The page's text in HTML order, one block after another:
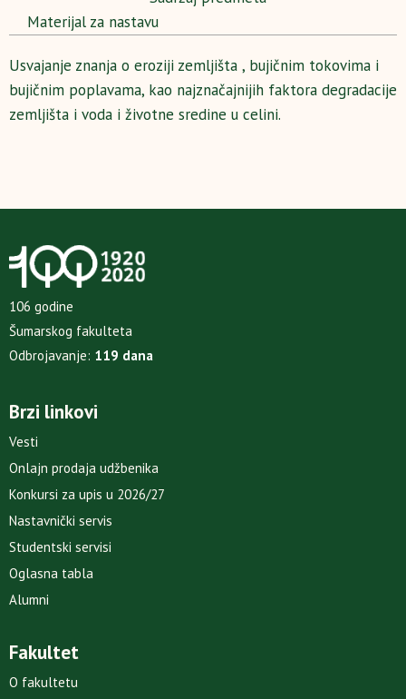
Materijal za nastavu
Usvajanje znanja o eroziji zemljišta , bujičnim tokovima i
bujičnim poplavama, kao najznačajnijih faktora degradacije
zemljišta i voda i životne sredine u celini.
106 godine
Šumarskog fakulteta
Odbrojavanje: 119 dana
Brzi linkovi
Vesti
Onlajn prodaja udžbenika
Konkursi za upis u 2026/27
Nastavnički servis
Studentski servisi
Oglasna tabla
Alumni
Fakultet
O fakultetu